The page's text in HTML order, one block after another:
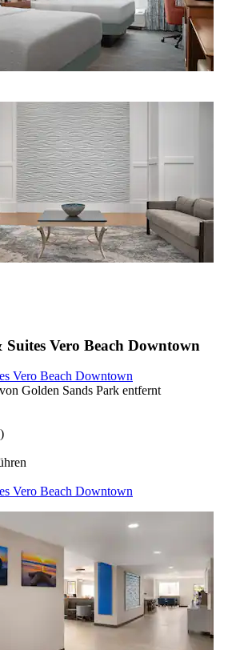
Vero Beach Downtown
Vero Beach Downtown
Golden Sands Park entfernt
Vero Beach Downtown